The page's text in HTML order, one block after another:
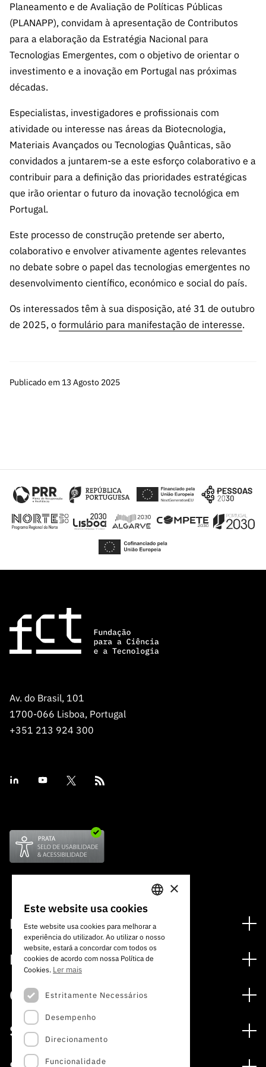
s
públicas
Manifesta
ções de
Interesse
FCCN,
FCT
Canais de
Denúncia
s
Apoios
PRR –
“Ciência +
Capacitaç
ão”
Planeamento e de Avaliação de Políticas Públicas
(PLANAPP), convidam à apresentação de Contributos
para a elaboração da Estratégia Nacional para
Tecnologias Emergentes, com o objetivo de orientar o
investimento e a inovação em Portugal nas próximas
décadas.
Especialistas, investigadores e profissionais com
atividade ou interesse nas áreas da Biotecnologia,
Materiais Avançados ou Tecnologias Quânticas, são
convidados a juntarem-se a este esforço colaborativo e a
contribuir para a definição das prioridades estratégicas
que irão orientar o futuro da inovação tecnológica em
Portugal.
Este processo de construção pretende ser aberto,
colaborativo e envolver ativamente agentes relevantes
no debate sobre o papel das tecnologias emergentes no
desenvolvimento científico, económico e social do país.
Os interessados têm à sua disposição, até 31 de outubro
de 2025, o formulário para manifestação de interesse.
Publicado em 13 Agosto 2025
Av. do Brasil, 101
1700-066 Lisboa, Portugal
+351 213 924 300
Financiamento
Programas de Financiamento
Internacional
Prémios
Media
Notas de Imprensa
Subscrever Newsletter
Subscrever Direct Mail de Concursos
Agenda
Concursos
Concursos Abertos
Concursos Previstos
Concursos Fechados
Serviços
Serviços digitais: Tecnologia para o Conhecimento
PORTUGUESE
ENGLISH
×
Este website usa cookies
Este website usa cookies para melhorar a
experiência do utilizador. Ao utilizar o nosso
website, estará a concordar com todos os
cookies de acordo com nossa Política de
Cookies. Ler mais
Estritamente Necessários
Desempenho
Direcionamento
Funcionalidade